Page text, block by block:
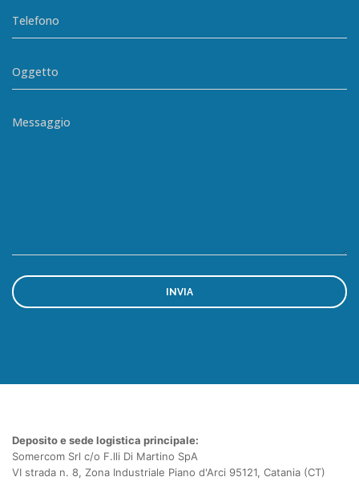
Deposito e sede logistica principale:
Somercom Srl c/o F.lli Di Martino SpA
VI strada n. 8, Zona Industriale Piano d'Arci 95121, Catania (CT)